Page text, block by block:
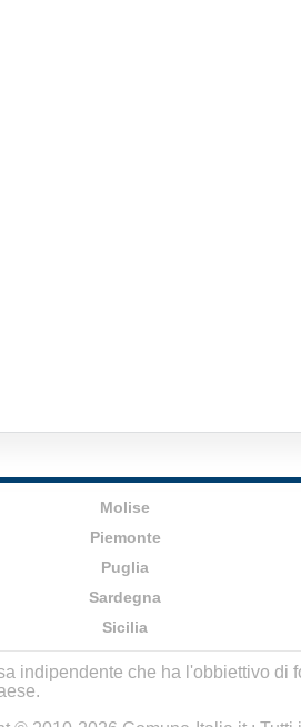
Molise
Piemonte
Puglia
Sardegna
Sicilia
indipendente che ha l'obbiettivo di